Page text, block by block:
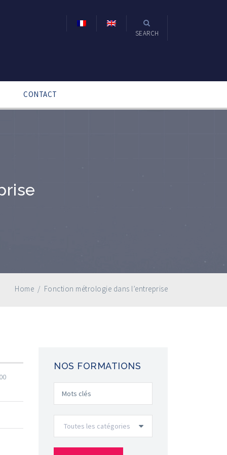
SEARCH
CONTACT
Home / Fonction métrologie dans l’entreprise
NOS FORMATIONS